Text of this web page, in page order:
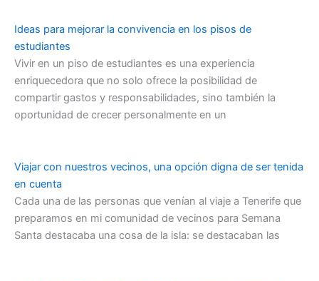
Ideas para mejorar la convivencia en los pisos de
estudiantes
Vivir en un piso de estudiantes es una experiencia
enriquecedora que no solo ofrece la posibilidad de
compartir gastos y responsabilidades, sino también la
oportunidad de crecer personalmente en un
Viajar con nuestros vecinos, una opción digna de ser tenida
en cuenta
Cada una de las personas que venían al viaje a Tenerife que
preparamos en mi comunidad de vecinos para Semana
Santa destacaba una cosa de la isla: se destacaban las